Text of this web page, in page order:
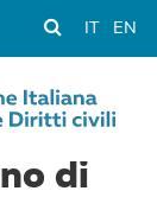
EN
di